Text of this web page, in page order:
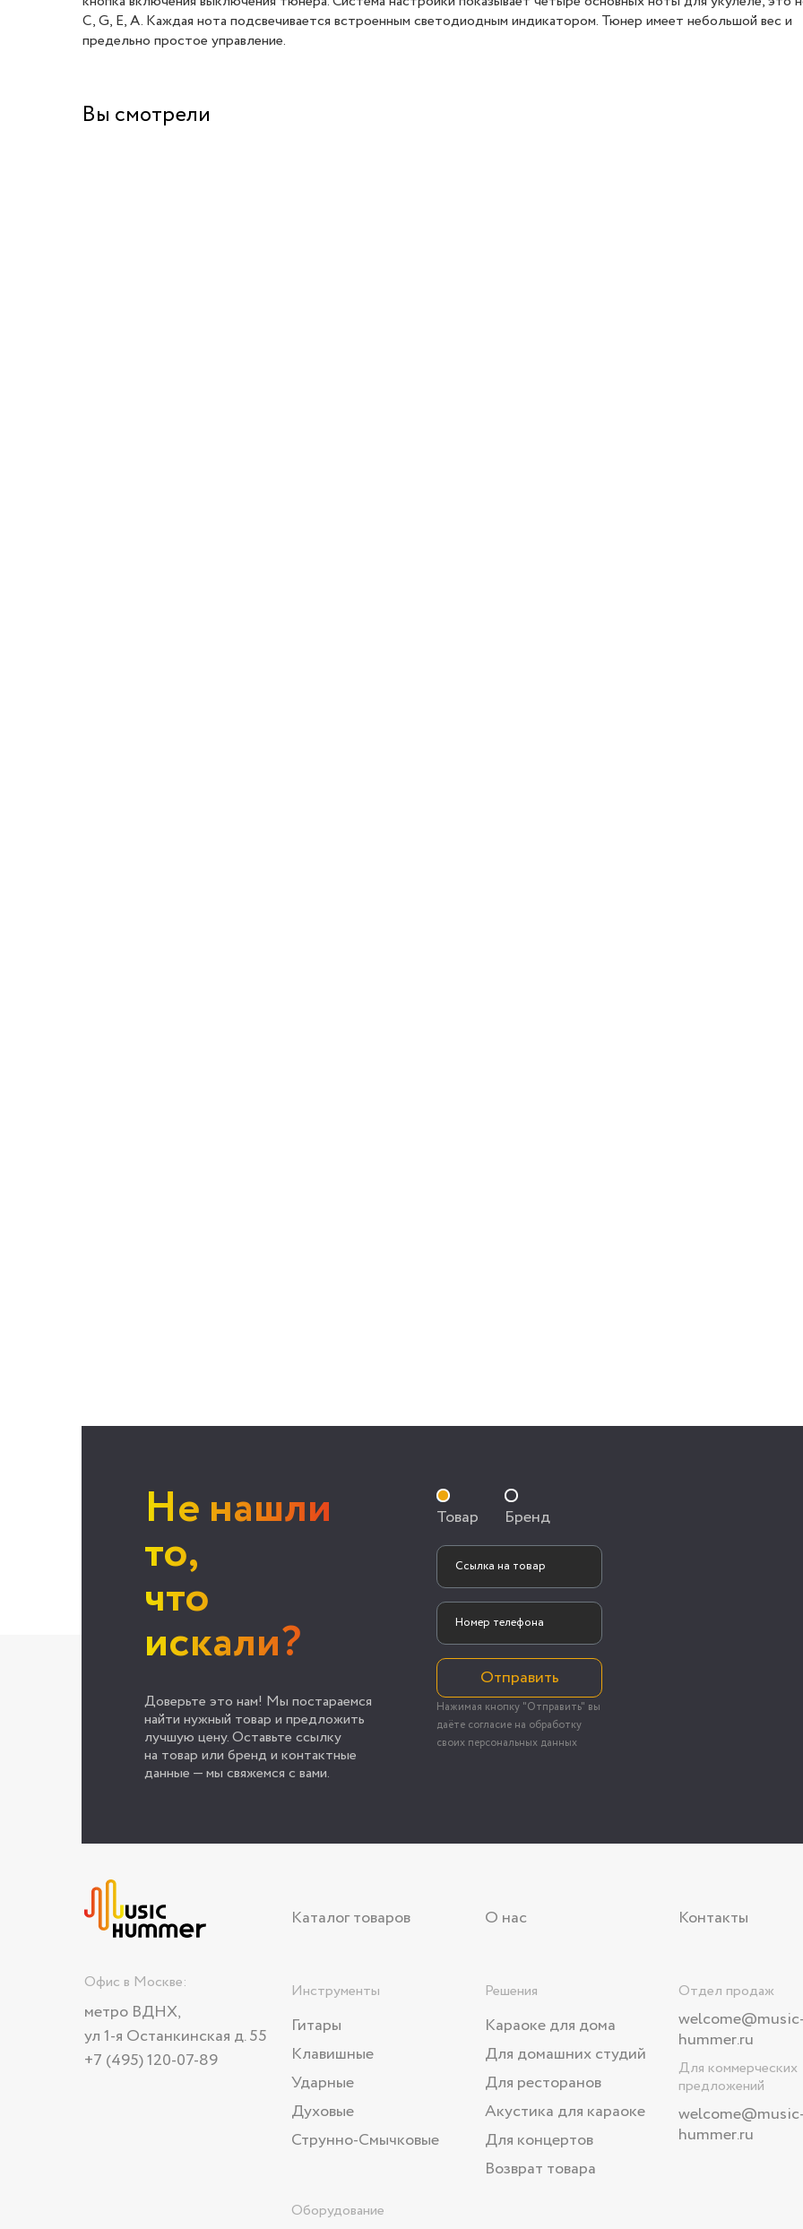
С, G, E, A. Каждая нота подсвечивается встроенным светодиодным индикатором. Тюнер имеет небольшой вес и
предельно простое управление.
Вы смотрели
Не нашли
то,
что
искали?
Доверьте это нам! Мы постараемся
найти нужный товар и предложить
лучшую цену. Оставьте ссылку
на товар или бренд и контактные
данные — мы свяжемся с вами.
Товар Бренд
Отправить
Нажимая кнопку "Отправить" вы
даёте согласие на обработку
своих персональных данных
Каталог товаров О нас Контакты
Инструменты
Гитары
Клавишные
Ударные
Духовые
Струнно-Смычковые
Оборудование
Решения
Караоке для дома
Для домашних студий
Для ресторанов
Акустика для караоке
Для концертов
Возврат товара
Отдел продаж
welcome@music-
hummer.ru
Для коммерческих
предложений
welcome@music-
hummer.ru
Офис в Москве:
метро ВДНХ,
ул 1-я Останкинская д. 55
+7 (495) 120-07-89